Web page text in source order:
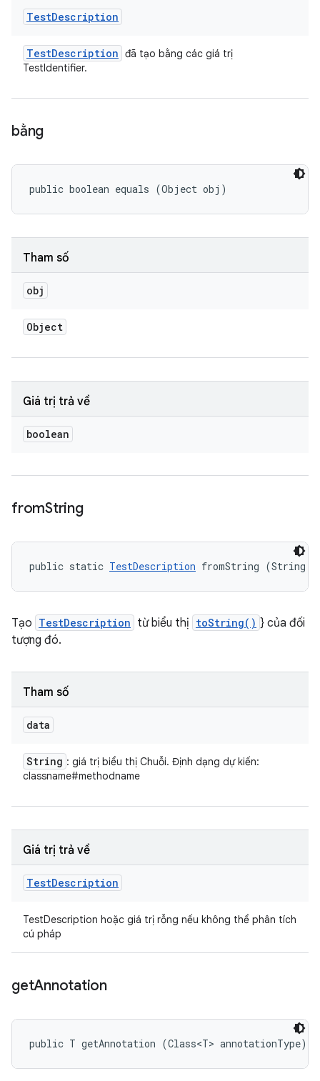
TestDescription
TestDescription đã tạo bằng các giá trị
TestIdentifier.
bằng
public boolean equals (Object obj)
Tham số
obj
Object
Giá trị trả về
boolean
fromString
public static TestDescription fromString (String
Tạo TestDescription từ biểu thị toString() } của đối
tượng đó.
Tham số
data
String : giá trị biểu thị Chuỗi. Định dạng dự kiến:
classname#methodname
Giá trị trả về
TestDescription
TestDescription hoặc giá trị rỗng nếu không thể phân tích
cú pháp
getAnnotation
public T getAnnotation (Class<T> annotationType)